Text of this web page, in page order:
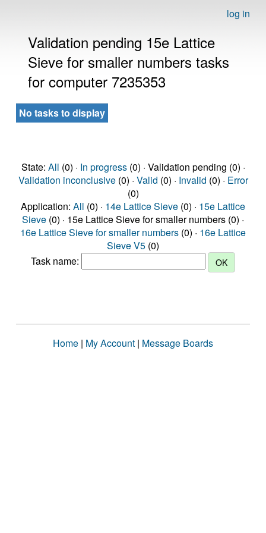
log in
Validation pending 15e Lattice
Sieve for smaller numbers tasks
for computer 7235353
No tasks to display
State: All (0) · In progress(0) · Validation pending (0) ·
Validation inconclusive(0) · Valid (0) · Invalid (0) · Error
(0)
Application: All (0) · 14e Lattice Sieve (0) · 15e Lattice
Sieve (0) · 15e Lattice Sieve for smaller numbers (0) ·
16e Lattice Sieve for smaller numbers (0) · 16e Lattice
Sieve V5 (0)
Task name:
Home | My Account | Message Boards